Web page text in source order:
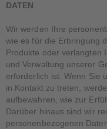
DATEN
Wir werden Ihre
wie es für die Erbringung
Produkte oder verlangten
und Verwaltung unserer
erforderlich ist. Wenn Sie
in Kontakt zu treten,
aufbewahren, wie zur
Darüber hinaus sind wir
personenbezogenen